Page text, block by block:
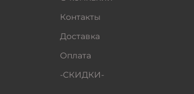
Контакты
Доставка
Оплата
-СКИДКИ-